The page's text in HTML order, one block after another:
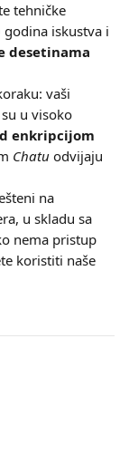
tehničke
iskustva i
desetinama
vaši
u visoko
enkripcijom
Chatu odvijaju
na
u skladu sa
nema pristup
koristiti naše